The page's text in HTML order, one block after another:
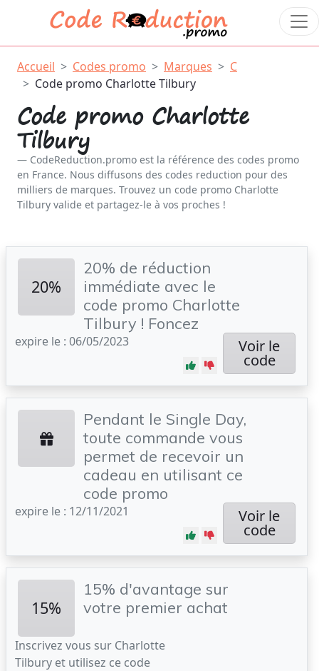
Accueil Codes promo Marques
C
Code promo Charlotte Tilbury
Code promo Charlotte
Tilbury
CodeReduction.promo est la référence des codes promo
en France. Nous diffusons des codes reduction pour des
milliers de marques. Trouvez un code promo Charlotte
Tilbury valide et partagez-le à vos proches !
20%
20% de réduction
immédiate avec le
code promo Charlotte
Tilbury ! Foncez
expire le : 06/05/2023 Voir le
code
Pendant le Single Day,
toute commande vous
permet de recevoir un
cadeau en utilisant ce
code promo
expire le : 12/11/2021 Voir le
code
15%
15% d'avantage sur
votre premier achat
Inscrivez vous sur Charlotte
Tilbury et utilisez ce code